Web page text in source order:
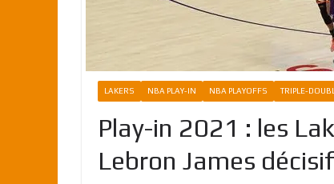
LAKERS NBA PLAY-IN NBA PLAYOFFS TRIPLE-
Play-in 2021 : les
Lebron James